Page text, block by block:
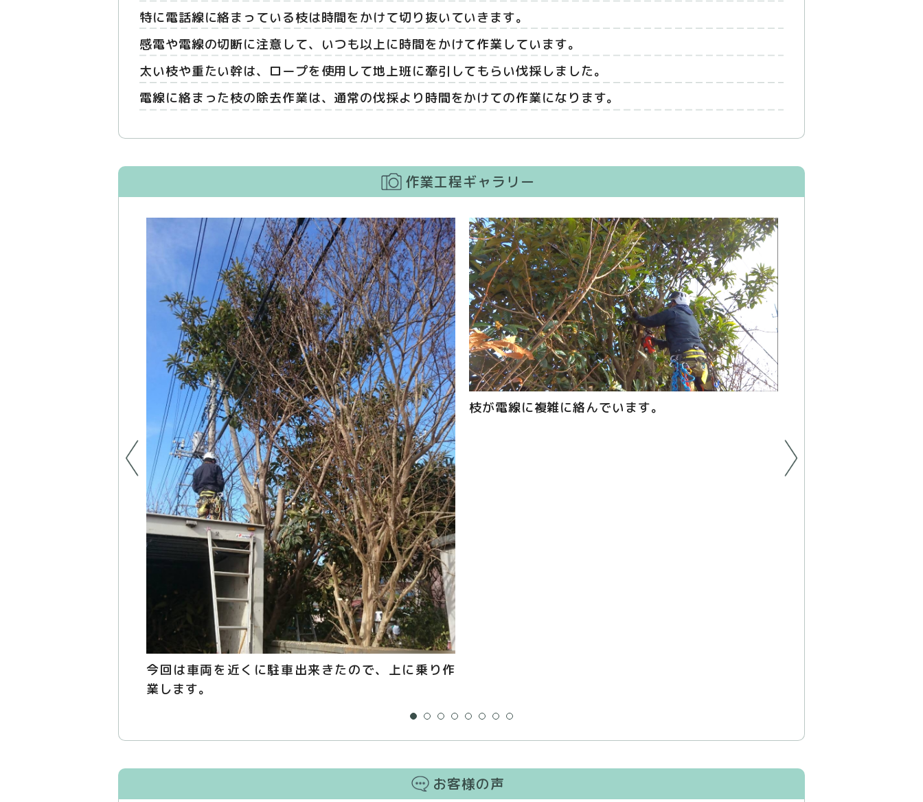
特に電話線に絡まっている枝は時間をかけて切り抜いていきます。
感電や電線の切断に注意して、いつも以上に時間をかけて作業しています。
太い枝や重たい幹は、ロープを使用して地上班に牽引してもらい伐採しました。
電線に絡まった枝の除去作業は、通常の伐採より時間をかけての作業になります。
作業工程ギャラリー
今回は車両を近くに駐車出来きたので、上に乗り作
業します。
枝が電線に複雑に絡んでいます。
お客様の声